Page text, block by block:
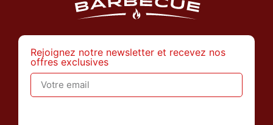
Rejoignez notre newsletter et recevez nos
offres exclusives